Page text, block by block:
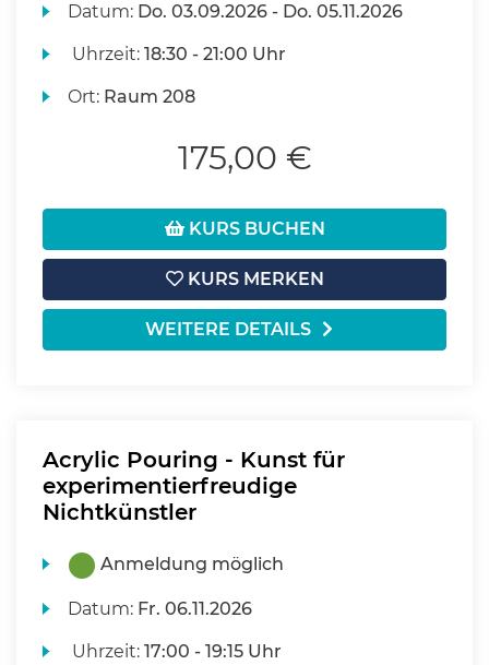
Datum: Do. 03.09.2026 - Do. 05.11.2026
Uhrzeit:18:30 - 21:00 Uhr
Ort: Raum 208
175,00 €
KURS BUCHEN
KURS MERKEN
WEITERE DETAILS
Acrylic Pouring - Kunst für
experimentierfreudige
Nichtkünstler
Anmeldung möglich
Datum: Fr. 06.11.2026
Uhrzeit:17:00 - 19:15 Uhr